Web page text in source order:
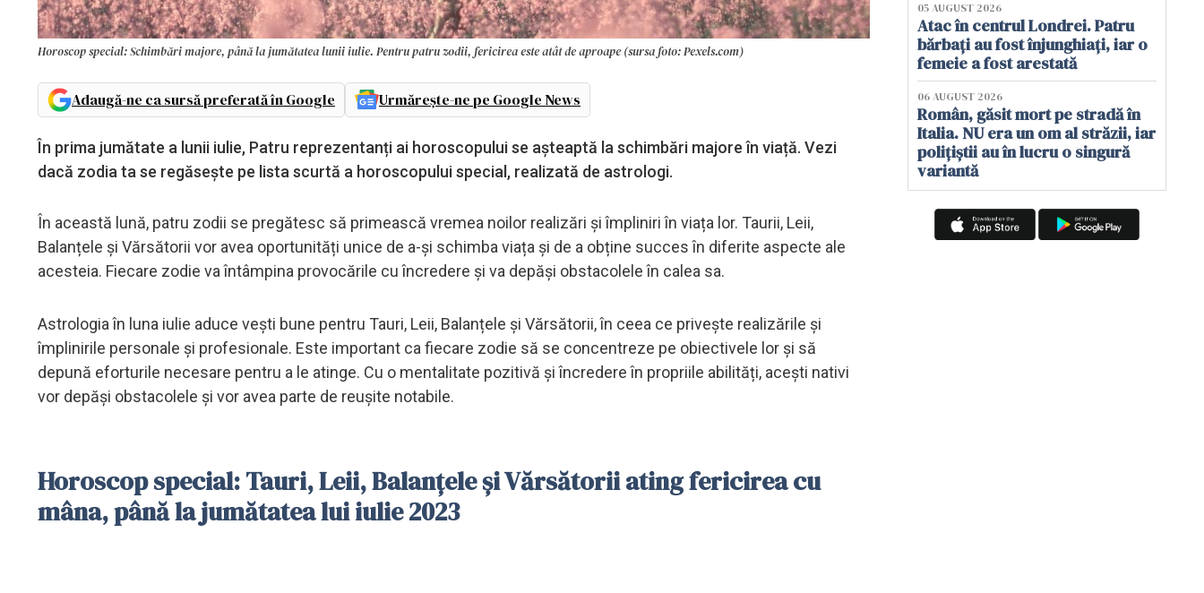
Horoscop special: Schimbări majore, până la jumătatea lunii iulie. Pentru patru zodii, fericirea este atât de aproape (sursa foto: Pexels.com)
Adaugă-ne ca sursă preferată în Google Urmărește-ne pe Google News
În prima jumătate a lunii iulie, Patru reprezentanți ai horoscopului se așteaptă la schimbări majore în viață. Vezi
dacă zodia ta se regăsește pe lista scurtă a horoscopului special, realizată de astrologi.
În această lună, patru zodii se pregătesc să primească vremea noilor realizări și împliniri în viața lor. Taurii, Leii,
Balanțele și Vărsătorii vor avea oportunități unice de a-și schimba viața și de a obține succes în diferite aspecte ale
acesteia. Fiecare zodie va întâmpina provocările cu încredere și va depăși obstacolele în calea sa.
Astrologia în luna iulie aduce vești bune pentru Tauri, Leii, Balanțele și Vărsătorii, în ceea ce privește realizările și
împlinirile personale și profesionale. Este important ca fiecare zodie să se concentreze pe obiectivele lor și să
depună eforturile necesare pentru a le atinge. Cu o mentalitate pozitivă și încredere în propriile abilități, acești nativi
vor depăși obstacolele și vor avea parte de reușite notabile.
Horoscop special: Tauri, Leii, Balanțele și Vărsătorii ating fericirea cu
mâna, până la jumătatea lui iulie 2023
05 AUGUST 2026
Atac în centrul Londrei. Patru
bărbați au fost înjunghiați, iar o
femeie a fost arestată
06 AUGUST 2026
Român, găsit mort pe stradă în
Italia. NU era un om al străzii, iar
polițiștii au în lucru o singură
variantă